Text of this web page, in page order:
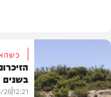
12:21
26